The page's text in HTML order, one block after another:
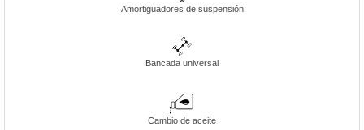
Amortiguadores de suspensión
Bancada universal
Cambio de aceite